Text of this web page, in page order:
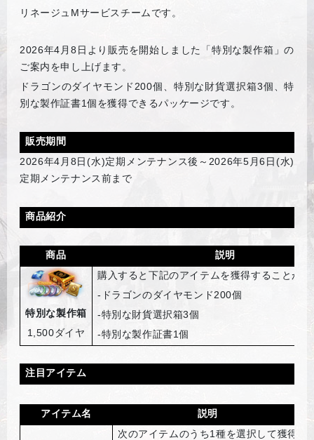
リネージュMサービスチームです。
2026年4月8日より販売を開始しました「特別な製作箱」の
ご案内を申し上げます。
ドラゴンのダイヤモンド200個、特別な財貨選択箱3個、特
別な製作証書1個を獲得できるパッケージです。
販売期間
2026年4月8日(水)定期メンテナンス後～2026年5月6日(水)
定期メンテナンス前まで
商品紹介
商品 説明
特別な製作箱
1,500ダイヤ
購入すると下記のアイテムを獲得することが
- ドラゴンのダイヤモンド200個
-特別な財貨選択箱3個
-特別な製作証書1個
注目アイテム
アイテム名 説明
次のアイテムのうち1種を選択して獲得